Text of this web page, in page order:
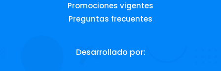
Promociones vigentes
Preguntas frecuentes
Desarrollado por: